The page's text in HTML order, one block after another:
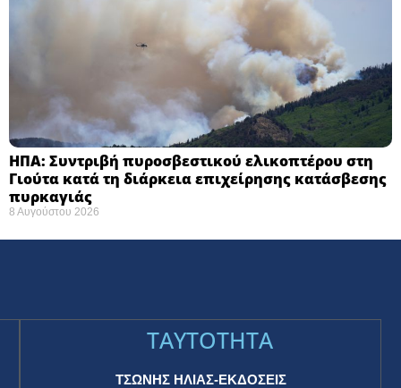
ΗΠΑ: Συντριβή πυροσβεστικού ελικοπτέρου στη
Γιούτα κατά τη διάρκεια επιχείρησης κατάσβεσης
πυρκαγιάς ​
8 Αυγούστου 2026
TAYTOTHTA
ΤΣΩΝΗΣ ΗΛΙΑΣ-ΕΚΔΟΣΕΙΣ